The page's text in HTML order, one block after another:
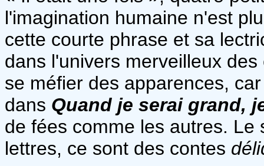
l'imagination humaine n'est
cette courte phrase et sa
dans l'univers merveilleux
se méfier des apparences,
dans Quand je serai grand,
de fées comme les autres.
lettres, ce sont des contes